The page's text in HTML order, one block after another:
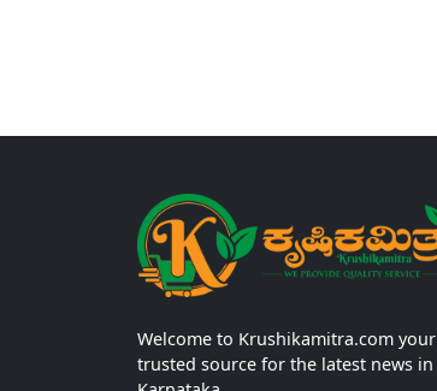
Welcome to Krushikamitra.com your
trusted source for the latest news in